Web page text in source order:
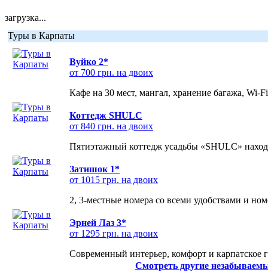
загрузка...
Туры в Карпаты
Вуйко 2*
от 700 грн. на двоих
Кафе на 30 мест, мангал, хранение багажа, Wi-
Коттедж SHULC
от 840 грн. на двоих
Пятиэтажный коттедж усадьбы «SHULC»
Затишок 1*
от 1015 грн. на двоих
2, 3-местные номера со всеми удобствами и
Эрней Лаз 3*
от 1295 грн. на двоих
Современный интерьер, комфорт и карпатское
Смотреть другие